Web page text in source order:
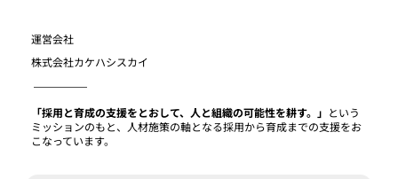
運営会社
​株式会社カケハシスカイ
「採用と育成の支援をとおして、人と組織の可能性を耕す。」 という
ミッションのもと、人材施策の軸となる採用から育成までの支援をお
こなっています。